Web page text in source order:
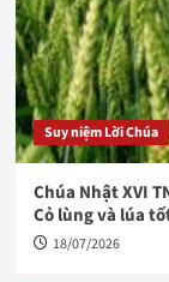
Suy niệm Lời Chúa
Chúa Nhật XVI
Cỏ lùng và lúa
18/07/2026